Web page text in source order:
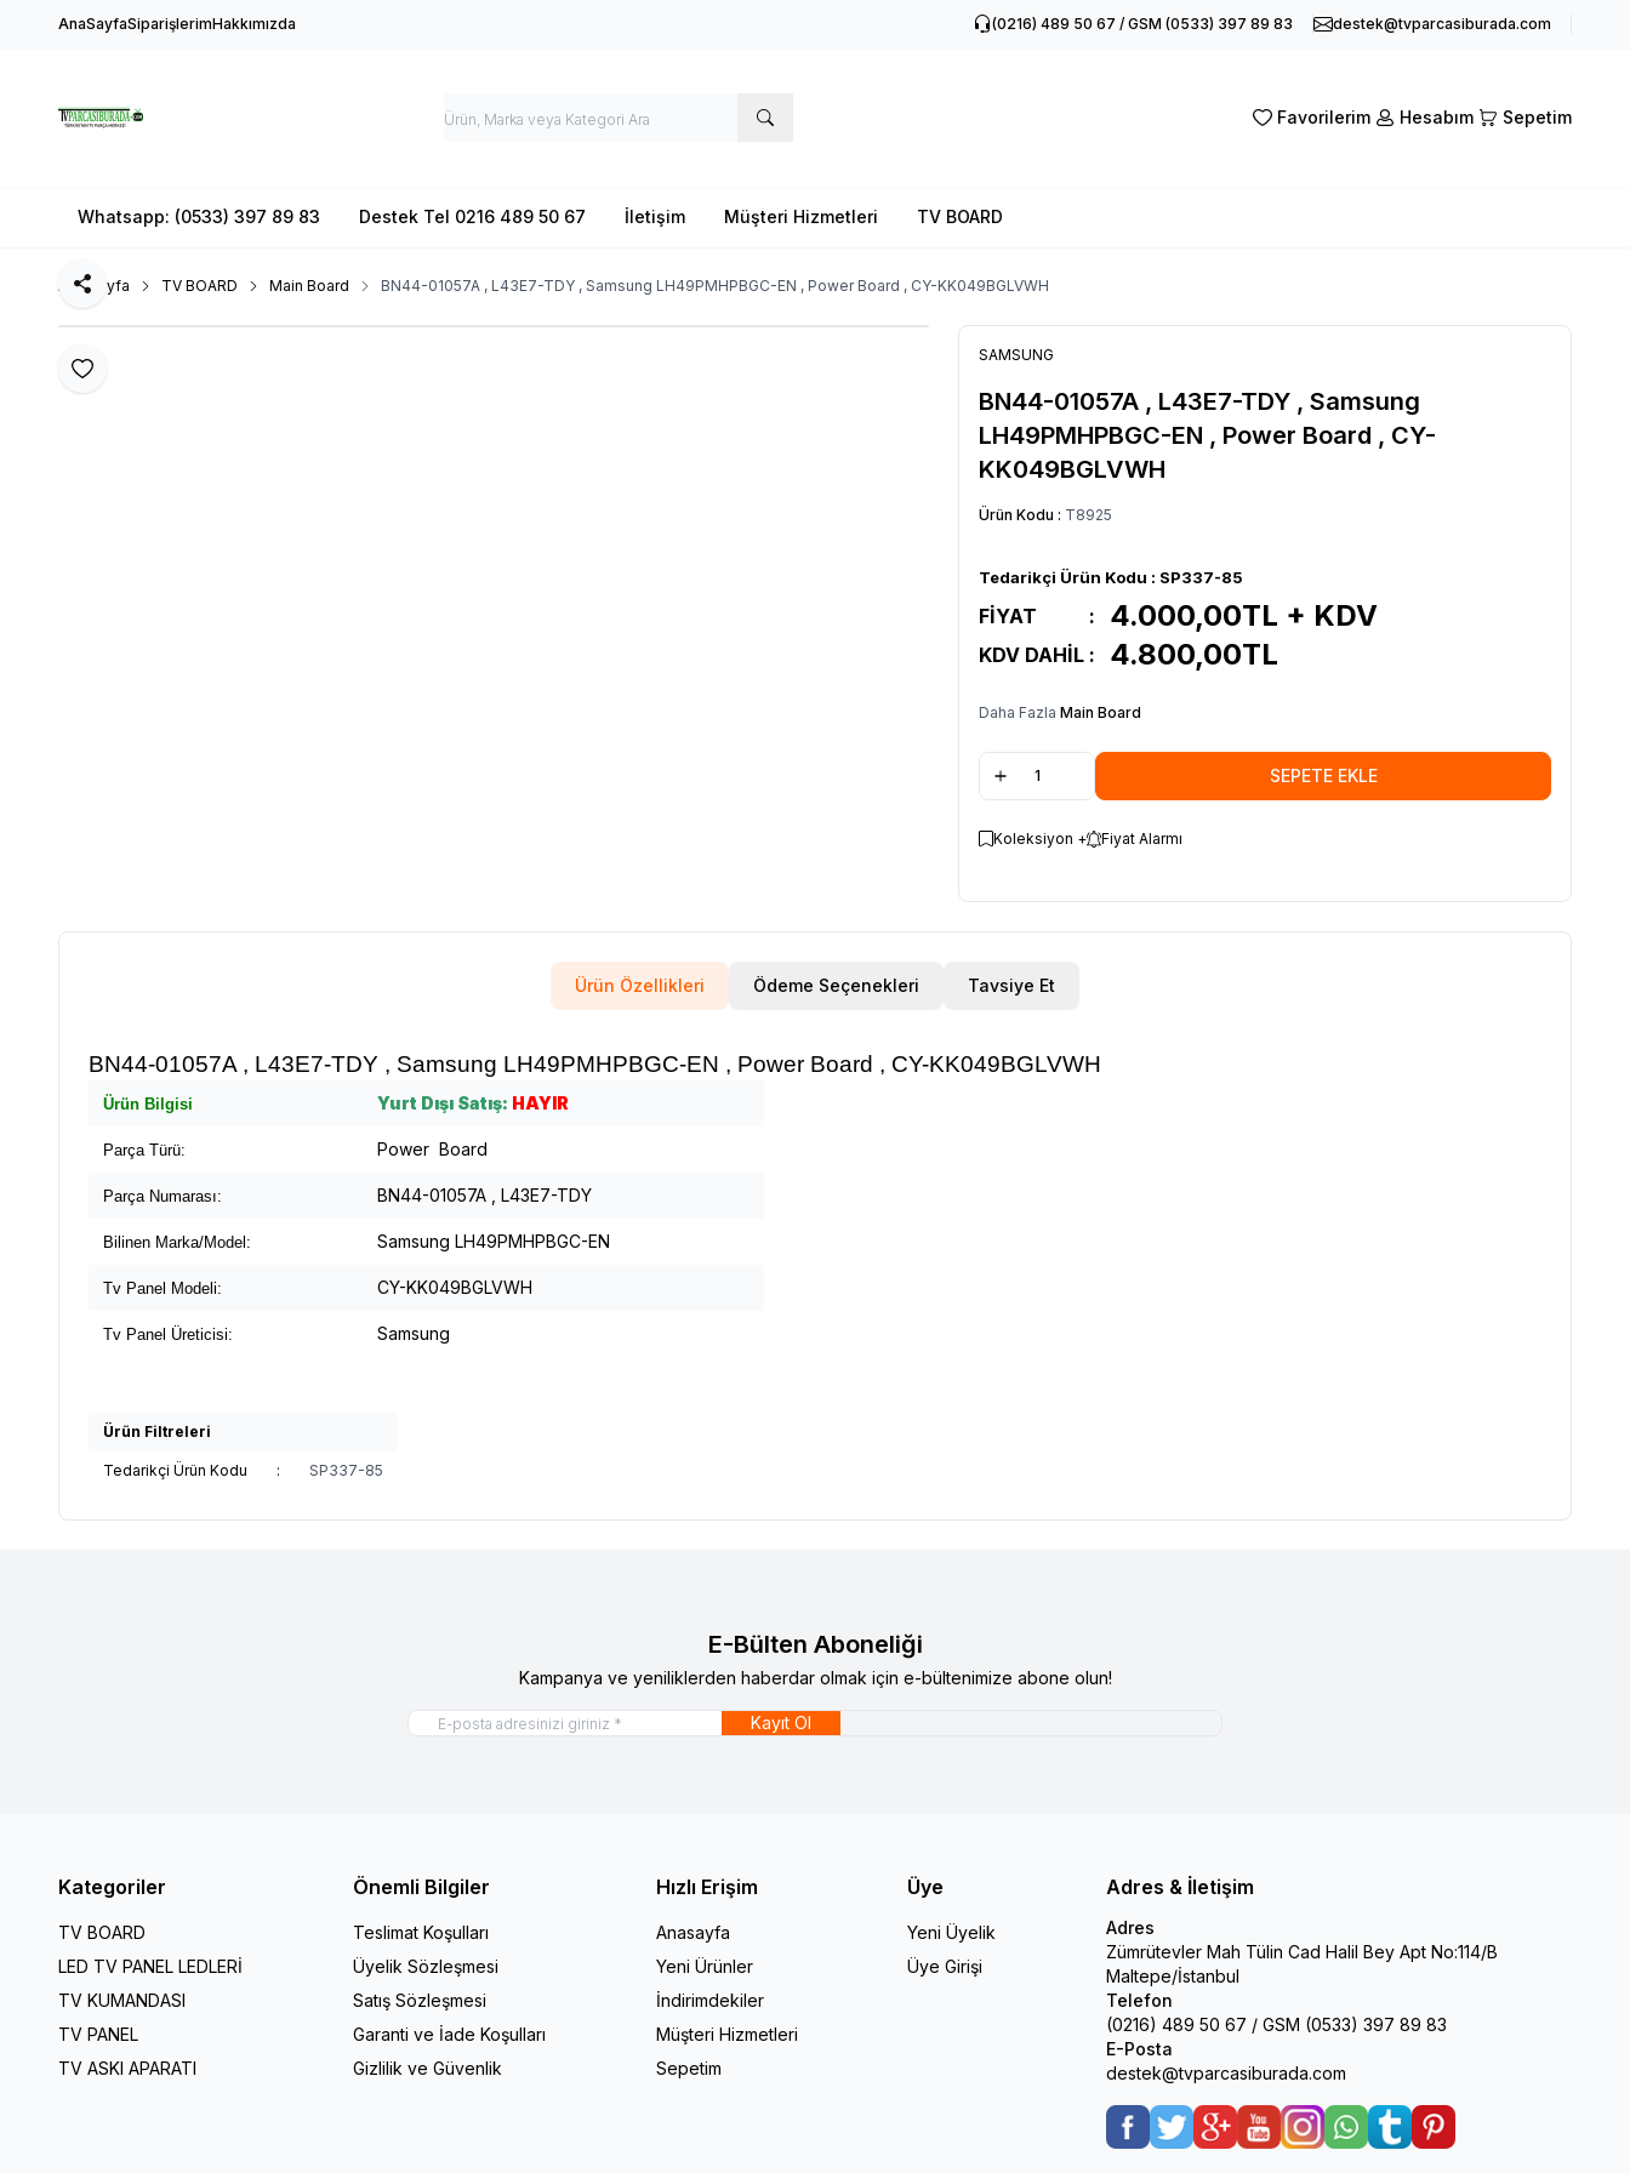
AnaSayfaSiparişlerimHakkımızda (0216) 489 50 67 / GSM (0533) 397 89 83 destek@tvparcasiburada.com
Favorilerim Hesabım Sepetim
Whatsapp: (0533) 397 89 83 Destek Tel 0216 489 50 67 İletişim Müşteri Hizmetleri TV BOARD
Ana Sayfa TV BOARD Main Board BN44-01057A , L43E7-TDY , Samsung LH49PMHPBGC-EN , Power Board , CY-KK049BGLVWH
Favoriye Ekle
Paylaş
SAMSUNG
BN44-01057A , L43E7-TDY , Samsung
LH49PMHPBGC-EN , Power Board , CY-
KK049BGLVWH
Ürün Kodu : T8925
Tedarikçi Ürün Kodu : SP337-85
FİYAT : 4.000,00TL + KDV
KDV DAHİL : 4.800,00TL
Daha Fazla Main Board
SEPETE EKLE
Koleksiyon + Fiyat Alarmı
Ürün Özellikleri Ödeme Seçenekleri Tavsiye Et
BN44-01057A , L43E7-TDY , Samsung LH49PMHPBGC-EN , Power Board , CY-KK049BGLVWH
Ürün Bilgisi Yurt Dışı Satış: HAYIR
Parça Türü: Power Board
Parça Numarası: BN44-01057A , L43E7-TDY
Bilinen Marka/Model: Samsung LH49PMHPBGC-EN
Tv Panel Modeli: CY-KK049BGLVWH
Tv Panel Üreticisi: Samsung
Ürün Filtreleri
Tedarikçi Ürün Kodu : SP337-85
E-Bülten Aboneliği
Kampanya ve yeniliklerden haberdar olmak için e-bültenimize abone olun!
Kayıt Ol
Kategoriler
TV BOARD
LED TV PANEL LEDLERİ
TV KUMANDASI
TV PANEL
TV ASKI APARATI
Önemli Bilgiler
Teslimat Koşulları
Üyelik Sözleşmesi
Satış Sözleşmesi
Garanti ve İade Koşulları
Gizlilik ve Güvenlik
Hızlı Erişim
Anasayfa
Yeni Ürünler
İndirimdekiler
Müşteri Hizmetleri
Sepetim
Üye
Yeni Üyelik
Üye Girişi
Adres & İletişim
Adres
Zümrütevler Mah Tülin Cad Halil Bey Apt No:114/B
Maltepe/İstanbul
Telefon
(0216) 489 50 67 / GSM (0533) 397 89 83
E-Posta
destek@tvparcasiburada.com
Facebook
TwitterGoogle-Plus
YoutubeInstagramWhatsApp
TumblrPinterest